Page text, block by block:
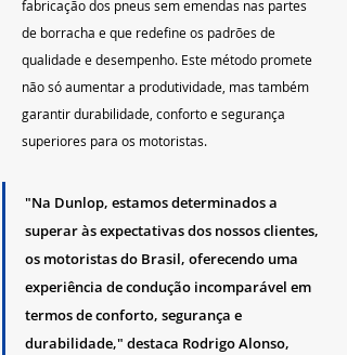
fabricação dos pneus sem emendas nas partes
de borracha e que redefine os padrões de
qualidade e desempenho. Este método promete
não só aumentar a produtividade, mas também
garantir durabilidade, conforto e segurança
superiores para os motoristas.
"Na Dunlop, estamos determinados a
superar às expectativas dos nossos clientes,
os motoristas do Brasil, oferecendo uma
experiência de condução incomparável em
termos de conforto, segurança e
durabilidade," destaca Rodrigo Alonso,